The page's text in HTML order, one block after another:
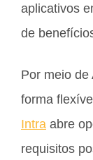
aplicativos
de
Por meio de
forma
Intra abre
requisitos